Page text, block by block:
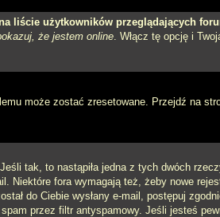
liście użytkowników przeglądających
że jestem online. Włącz tę opcję i
może zostać zresetowane. Przejdź na
tak, to nastąpiła jedna z tych dwóch
Niektóre fora wymagają też, żeby nowe
do Ciebie wysłany e-mail, postępuj
przez filtr antyspamowy. Jeśli jesteś